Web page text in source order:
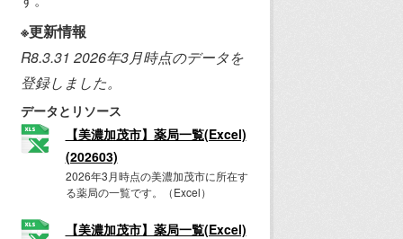
※更新情報
R8.3.31 2026年3月時点のデータを
登録しました。
データとリソース
【美濃加茂市】薬局一覧(Excel)
(202603)
2026年3月時点の美濃加茂市に所在す
る薬局の一覧です。（Excel）
【美濃加茂市】薬局一覧(Excel)